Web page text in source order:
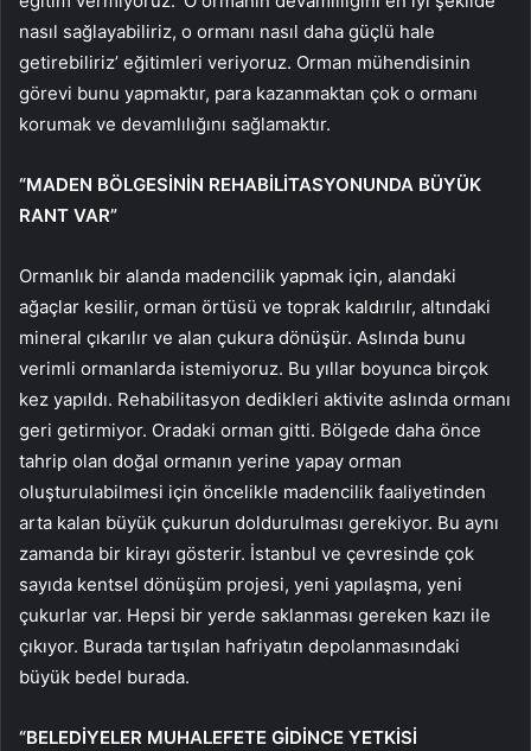
nasıl sağlayabiliriz, o ormanı nasıl daha güçlü hale
getirebiliriz’ eğitimleri veriyoruz. Orman mühendisinin
görevi bunu yapmaktır, para kazanmaktan çok o ormanı
korumak ve devamlılığını sağlamaktır.
“MADEN BÖLGESİNİN REHABİLİTASYONUNDA BÜYÜK
RANT VAR”
Ormanlık bir alanda madencilik yapmak için, alandaki
ağaçlar kesilir, orman örtüsü ve toprak kaldırılır, altındaki
mineral çıkarılır ve alan çukura dönüşür. Aslında bunu
verimli ormanlarda istemiyoruz. Bu yıllar boyunca birçok
kez yapıldı. Rehabilitasyon dedikleri aktivite aslında ormanı
geri getirmiyor. Oradaki orman gitti. Bölgede daha önce
tahrip olan doğal ormanın yerine yapay orman
oluşturulabilmesi için öncelikle madencilik faaliyetinden
arta kalan büyük çukurun doldurulması gerekiyor. Bu aynı
zamanda bir kirayı gösterir. İstanbul ve çevresinde çok
sayıda kentsel dönüşüm projesi, yeni yapılaşma, yeni
çukurlar var. Hepsi bir yerde saklanması gereken kazı ile
çıkıyor. Burada tartışılan hafriyatın depolanmasındaki
büyük bedel burada.
“BELEDİYELER MUHALEFETE GİDİNCE YETKİSİ